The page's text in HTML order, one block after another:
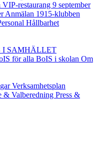
restaurang 9 september
Anmälan 1915-klubben
Hållbarhet
I SAMHÄLLET
för alla BoIS i skolan Om
Verksamhetsplan
& Valberedning Press &